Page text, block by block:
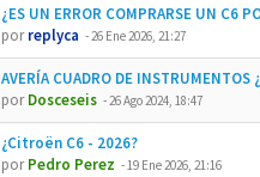
¿ES UN ERROR COMPRARSE UN C6
porreplyca -26 Ene 2026, 21:27
AVERÍA CUADRO DE INSTRUMENTOS
porDosceseis -26 Ago 2024, 18:47
¿Citroën C6 - 2026?
porPedro Perez -19 Ene 2026, 21:16